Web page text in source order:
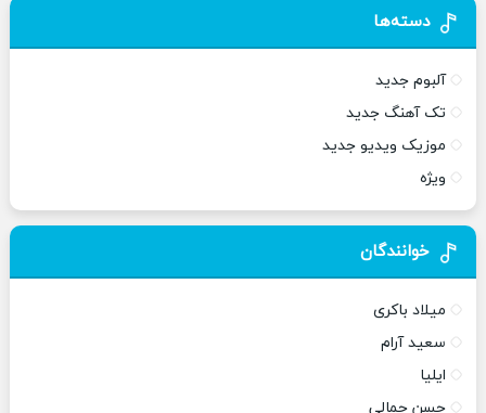
دسته‌ها
آلبوم جدید
تک آهنگ جدید
موزیک ویدیو جدید
ویژه
خوانندگان
میلاد باکری
سعید آرام
ایلیا
حسن جمالی